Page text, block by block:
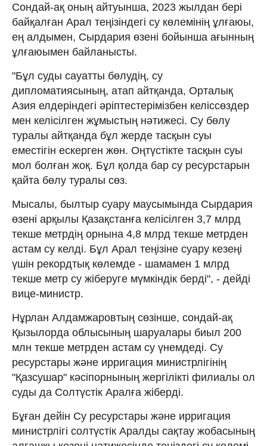
Сондай-ақ оның айтуынша, 2023 жылдан бері
байқалған Арал теңізіндегі су көлемінің ұлғаюы,
ең алдымен, Сырдария өзені бойынша ағынның
ұлғаюымен байланысты.
"Бұл суды сауатты бөлудің, су
дипломатиясының, атап айтқанда, Орталық
Азия елдеріндегі әріптестерімізбен келіссөздер
мен келісілген жұмыстың нәтижесі. Су бөлу
туралы айтқанда бұл жерде тасқын суы
еместігін ескерген жөн. Оңтүстікте тасқын суы
мол болған жоқ. Бұл қолда бар су ресурстарын
қайта бөлу туралы сөз.
Мысалы, былтыр суару маусымында Сырдария
өзені арқылы Қазақстанға келісілген 3,7 млрд
текше метрдің орнына 4,8 млрд текше метрден
астам су келді. Бұл Арал теңізіне суару кезеңі
үшін рекордтық көлемде - шамамен 1 млрд
текше метр су жіберуге мүмкіндік берді", - дейді
вице-министр.
Нұрлан Алдамжаровтың сөзінше, сондай-ақ
Қызылорда облысының шаруалары биыл 200
млн текше метрден астам су үнемдеді. Су
ресурстары және ирригация министрлігінің
"Қазсушар" кәсіпорнының жергілікті филиалы ол
суды да Солтүстік Аралға жіберді.
Бұған дейін Су ресурстары және ирригация
министрлігі солтүстік Аралды сақтау жобасының